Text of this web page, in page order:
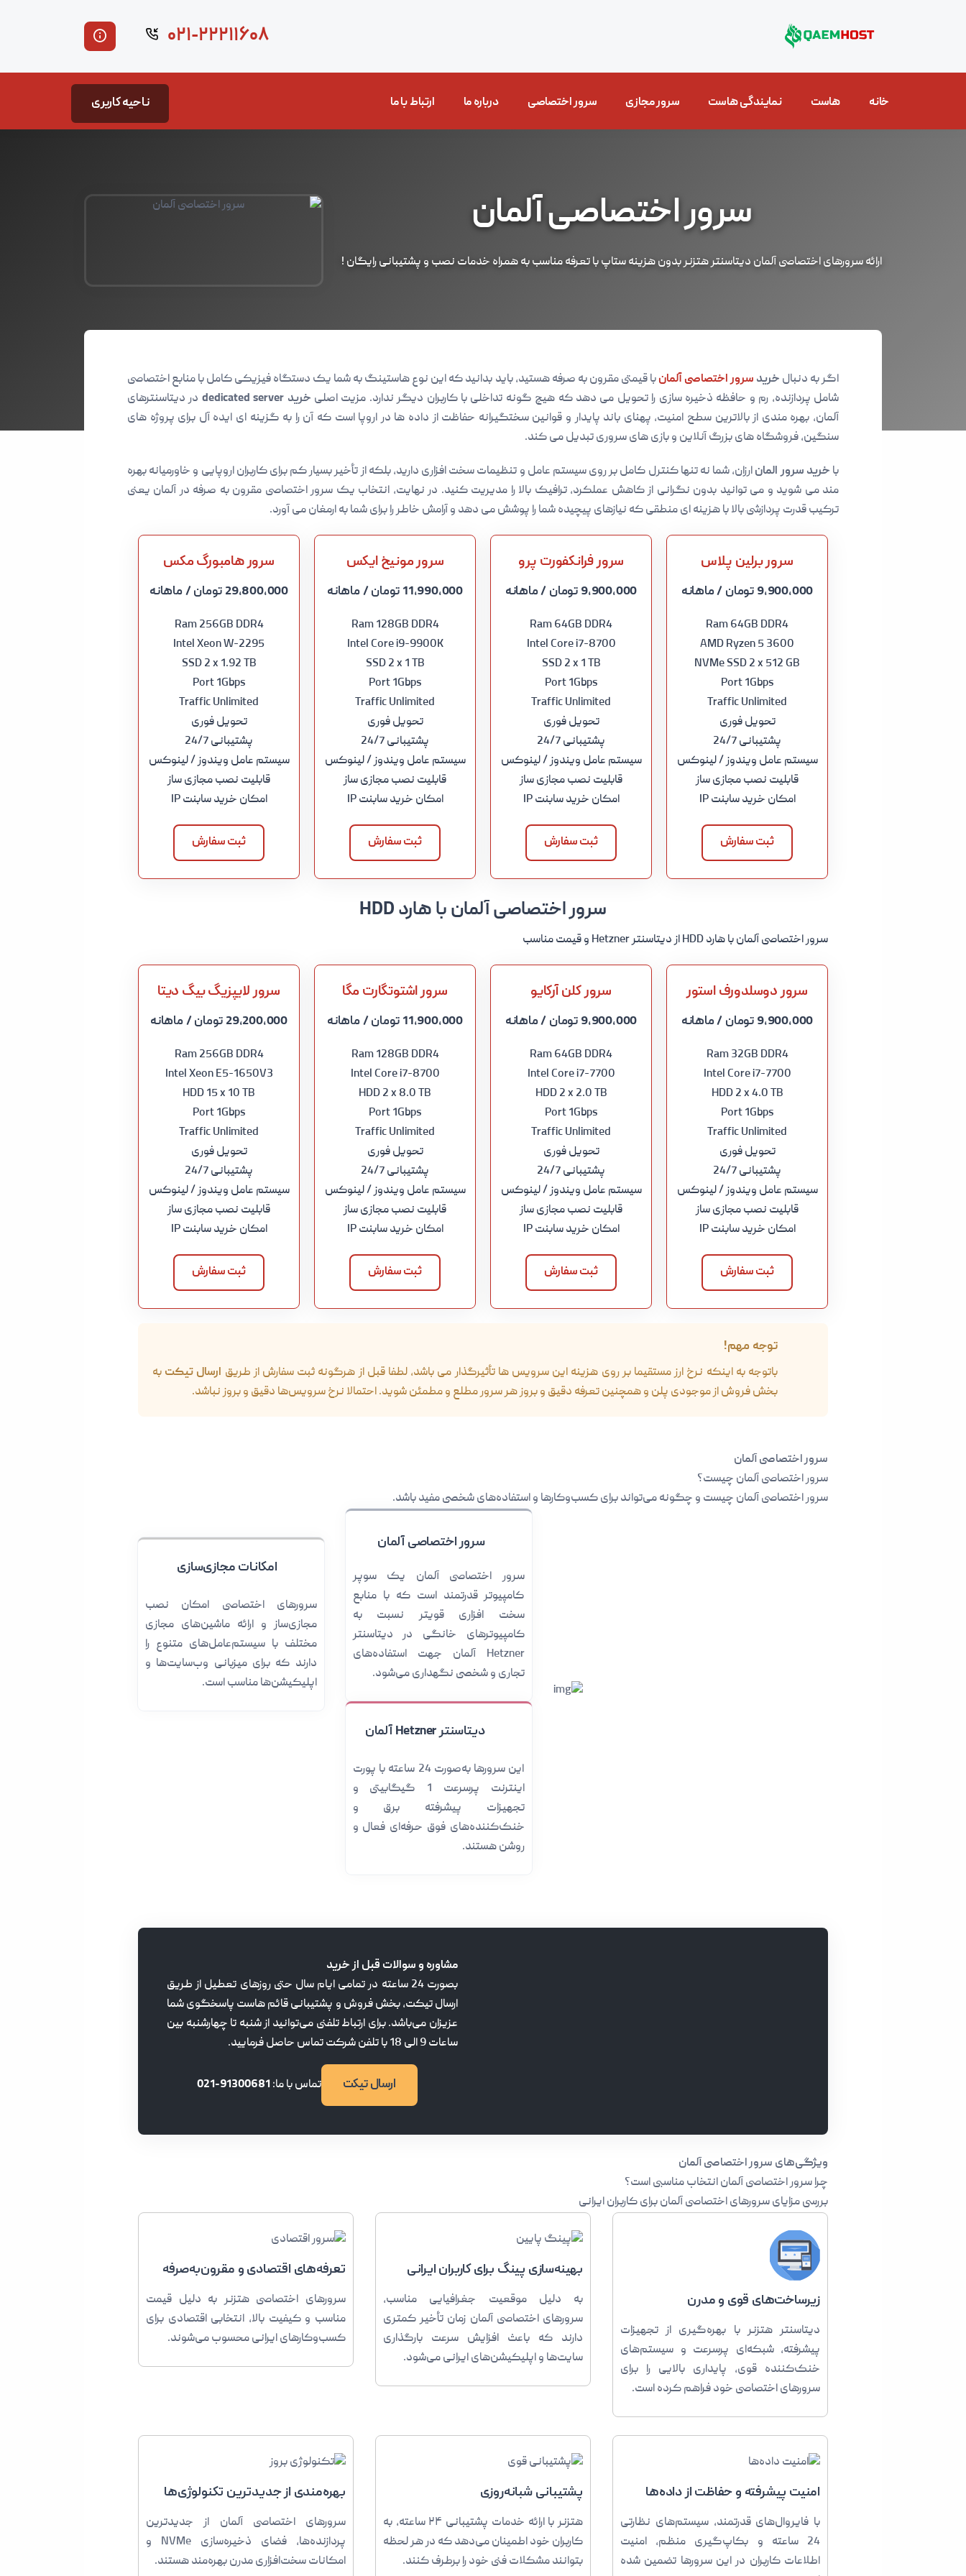
۰۲۱-۲۲۲۱۱۶۰۸
خانه هاست نمایندگی هاست سرور مجازی سرور اختصاصی درباره ما ارتباط با ما ناحیه کاربری
سرور اختصاصی آلمان
ارائه سرورهای اختصاصی آلمان دیتاسنتر هتزنر بدون هزینه ستاپ با تعرفه مناسب به همراه خدمات نصب و پشتیبانی رایگان !
اگر به دنبال خرید سرور اختصاصی آلمانبا قیمتی مقرون به صرفه هستید، باید بدانید که این نوع هاستینگ به شما یک دستگاه فیزیکی کامل با منابع اختصاصی
شامل پردازنده، رم و حافظه ذخیره سازی را تحویل می دهد که هیچ گونه تداخلی با کاربران دیگر ندارد. مزیت اصلی خرید dedicated server
در دیتاسنترهای
آلمان، بهره مندی از بالاترین سطح امنیت، پهنای باند پایدار و قوانین سختگیرانه حفاظت از داده ها در اروپا است که آن را به گزینه ای ایده آل برای پروژه های
سنگین، فروشگاه های بزرگ آنلاین و بازی های سروری تبدیل می کند.
با خرید سرور المانارزان، شما نه تنها کنترل کامل بر روی سیستم عامل و تنظیمات سخت افزاری دارید، بلکه از تأخیر بسیار کم برای کاربران اروپایی و خاورمیانه بهره
مند می شوید و می توانید بدون نگرانی از کاهش عملکرد، ترافیک بالا را مدیریت کنید. در نهایت، انتخاب یک سرور اختصاصی مقرون به صرفه در آلمان یعنی
ترکیب قدرت پردازشی بالا با هزینه ای منطقی که نیازهای پیچیده شما را پوشش می دهد و آرامش خاطر را برای شما به ارمغان می آورد.
سرور برلین پلاس
9,900,000 تومان / ماهانه
Ram 64GB DDR4
AMD Ryzen 5 3600
NVMe SSD 2 x 512 GB
Port 1Gbps
Traffic Unlimited
تحویل فوری
پشتیبانی 24/7
سیستم عامل ویندوز / لینوکس
قابلیت نصب مجازی ساز
امکان خرید سابنت IP
ثبت سفارش
سرور فرانکفورت پرو
9,900,000 تومان / ماهانه
Ram 64GB DDR4
Intel Core i7-8700
SSD 2 x 1 TB
Port 1Gbps
Traffic Unlimited
تحویل فوری
پشتیبانی 24/7
سیستم عامل ویندوز / لینوکس
قابلیت نصب مجازی ساز
امکان خرید سابنت IP
ثبت سفارش
سرور مونیخ ایکس
11,990,000 تومان / ماهانه
Ram 128GB DDR4
Intel Core i9-9900K
SSD 2 x 1 TB
Port 1Gbps
Traffic Unlimited
تحویل فوری
پشتیبانی 24/7
سیستم عامل ویندوز / لینوکس
قابلیت نصب مجازی ساز
امکان خرید سابنت IP
ثبت سفارش
سرور هامبورگ مکس
29,800,000 تومان / ماهانه
Ram 256GB DDR4
Intel Xeon W-2295
SSD 2 x 1.92 TB
Port 1Gbps
Traffic Unlimited
تحویل فوری
پشتیبانی 24/7
سیستم عامل ویندوز / لینوکس
قابلیت نصب مجازی ساز
امکان خرید سابنت IP
ثبت سفارش
سرور اختصاصی آلمان با هارد HDD
سرور اختصاصی آلمان با هارد HDD از دیتاسنتر Hetzner و قیمت مناسب
سرور دوسلدورف استور
9,900,000 تومان / ماهانه
Ram 32GB DDR4
Intel Core i7-7700
HDD 2 x 4.0 TB
Port 1Gbps
Traffic Unlimited
تحویل فوری
پشتیبانی 24/7
سیستم عامل ویندوز / لینوکس
قابلیت نصب مجازی ساز
امکان خرید سابنت IP
ثبت سفارش
سرور کلن آرکایو
9,900,000 تومان / ماهانه
Ram 64GB DDR4
Intel Core i7-7700
HDD 2 x 2.0 TB
Port 1Gbps
Traffic Unlimited
تحویل فوری
پشتیبانی 24/7
سیستم عامل ویندوز / لینوکس
قابلیت نصب مجازی ساز
امکان خرید سابنت IP
ثبت سفارش
سرور اشتوتگارت مگا
11,900,000 تومان / ماهانه
Ram 128GB DDR4
Intel Core i7-8700
HDD 2 x 8.0 TB
Port 1Gbps
Traffic Unlimited
تحویل فوری
پشتیبانی 24/7
سیستم عامل ویندوز / لینوکس
قابلیت نصب مجازی ساز
امکان خرید سابنت IP
ثبت سفارش
سرور لایپزیگ بیگ دیتا
29,200,000 تومان / ماهانه
Ram 256GB DDR4
Intel Xeon E5-1650V3
HDD 15 x 10 TB
Port 1Gbps
Traffic Unlimited
تحویل فوری
پشتیبانی 24/7
سیستم عامل ویندوز / لینوکس
قابلیت نصب مجازی ساز
امکان خرید سابنت IP
ثبت سفارش
توجه مهم!
باتوجه به اینکه نرخ ارز مستقیما بر روی هزینه این سرویس ها تأثیرگذار می باشد، لطفا قبل از هرگونه ثبت سفارش از طریق ارسال تیکت به
بخش فروش از موجودی پلن و همچنین تعرفه دقیق و بروز هر سرور مطلع و مطمئن شوید. احتمالا نرخ سرویس‌ها دقیق و بروز نباشد.
سرور اختصاصی آلمان
سرور اختصاصی آلمان چیست؟
سرور اختصاصی آلمان چیست و چگونه می‌تواند برای کسب‌وکارها و استفاده‌های شخصی مفید باشد.
سرور اختصاصی آلمان
سرور اختصاصی آلمان یک سوپر
کامپیوتر قدرتمند است که با منابع
سخت افزاری قویتر نسبت به
کامپیوترهای خانگی در دیتاسنتر
Hetzner آلمان جهت استفاده‌های
تجاری و شخصی نگهداری می‌شود.
دیتاسنتر Hetzner آلمان
این سرورها به‌صورت 24 ساعته با پورت
اینترنت پرسرعت 1 گیگابیتی و
تجهیزات پیشرفته برق و
خنک‌کننده‌های فوق حرفه‌ای فعال و
روشن هستند.
امکانات مجازی‌سازی
سرورهای اختصاصی امکان نصب
مجازی‌ساز و ارائه ماشین‌های مجازی
مختلف با سیستم‌عامل‌های متنوع را
دارند که برای میزبانی وب‌سایت‌ها و
اپلیکیشن‌ها مناسب است.
مشاوره و سوالات قبل از خرید
بصورت 24 ساعته در تمامی ایام سال حتی روزهای تعطیل از طریق
ارسال تیکت، بخش فروش و پشتیبانی قائم هاست پاسخگوی شما
عزیزان می‌باشد. برای ارتباط تلفنی می‌توانید از شنبه تا چهارشنبه بین
ساعات 9 الی 18 با تلفن شرکت تماس حاصل فرمایید.
ارسال تیکت تماس با ما:91300681-021
ویژگی‌های سرور اختصاصی آلمان
چراسرور اختصاصی آلمانانتخاب مناسبی است؟
بررسی مزایای سرورهای اختصاصی آلمان برای کاربران ایرانی
زیرساخت‌های قوی و مدرن
دیتاسنتر هتزنر با بهره‌گیری از تجهیزات
پیشرفته، شبکه‌ای پرسرعت و سیستم‌های
خنک‌کننده قوی، پایداری بالایی را برای
سرورهای اختصاصی خود فراهم کرده است.
بهینه‌سازی پینگ برای کاربران ایرانی
به دلیل موقعیت جغرافیایی مناسب،
سرورهای اختصاصی آلمان زمان تأخیر کمتری
دارند که باعث افزایش سرعت بارگذاری
سایت‌ها و اپلیکیشن‌های ایرانی می‌شود.
تعرفه‌های اقتصادی و مقرون‌به‌صرفه
سرورهای اختصاصی هتزنر به دلیل قیمت
مناسب و کیفیت بالا، انتخابی اقتصادی برای
کسب‌وکارهای ایرانی محسوب می‌شوند.
امنیت پیشرفته و حفاظت از داده‌ها
با فایروال‌های قدرتمند، سیستم‌های نظارتی
24 ساعته و بکاپ‌گیری منظم، امنیت
اطلاعات کاربران در این سرورها تضمین شده
پشتیبانی شبانه‌روزی
هتزنر با ارائه خدمات پشتیبانی ۲۴ ساعته، به
کاربران خود اطمینان می‌دهد که در هر لحظه
بتوانند مشکلات فنی خود را برطرف کنند.
بهره‌مندی از جدیدترین تکنولوژی‌ها
سرورهای اختصاصی آلمان از جدیدترین
پردازنده‌ها، فضای ذخیره‌سازی NVMe و
امکانات سخت‌افزاری مدرن بهره‌مند هستند.